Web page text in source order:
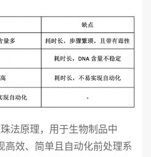
原理，用于生物制品中
高效、简单且自动化前处理系